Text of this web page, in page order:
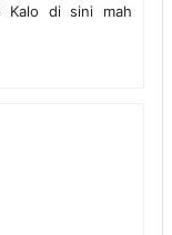
Kalo di sini mah